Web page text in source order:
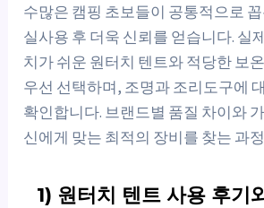
수많은 캠핑 초보들이 공통적으로
실사용 후 더욱 신뢰를 얻습니다. 실
치가 쉬운 원터치 텐트와 적당한 보
우선 선택하며, 조명과 조리도구에
확인합니다. 브랜드별 품질 차이와
신에게 맞는 최적의 장비를 찾는 과
1) 원터치 텐트 사용 후기